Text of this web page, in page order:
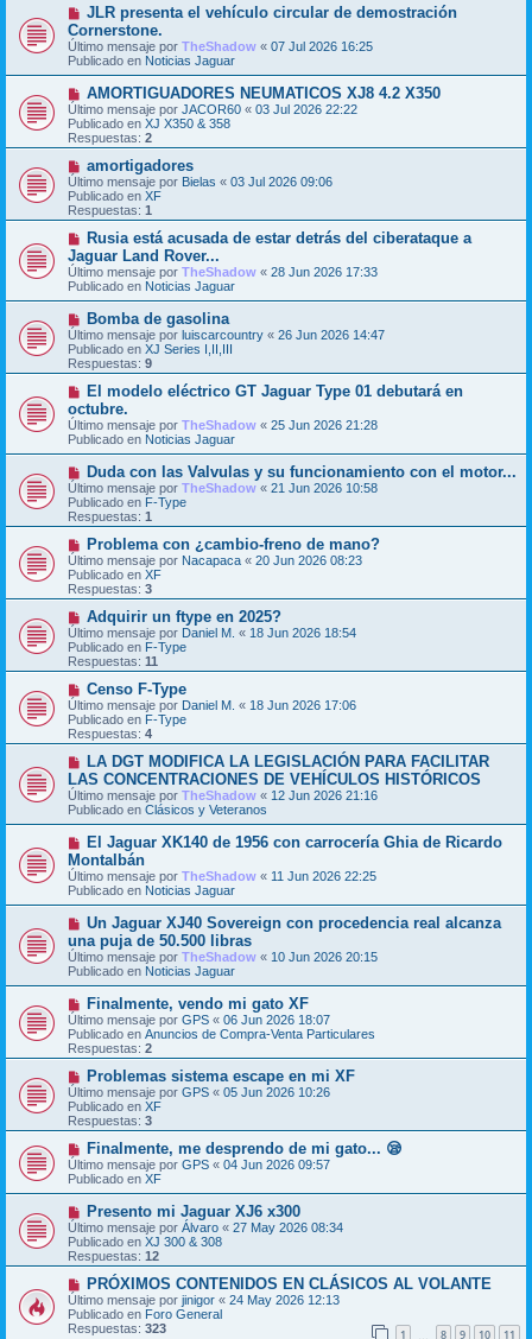
e
m
e
n
s
a
e
N
e
v
o
m
e
n
s
a
j
e
JLR presenta el vehículo circular de demostración
Cornerstone.
Último mensaje por TheShadow « 07 Jul 2026 16:25
Publicado en Noticias Jaguar
N
u
e
v
o
m
e
n
s
a
e
AMORTIGUADORES NEUMATICOS XJ8 4.2 X350
Último mensaje por JACOR60 « 03 Jul 2026 22:22
Publicado en XJ X350 & 358
Respuestas: 2
N
u
e
v
o
m
e
n
s
a
j
amortigadores
Último mensaje por Bielas « 03 Jul 2026 09:06
Publicado en XF
Respuestas: 1
N
e
v
o
m
n
s
a
j
Rusia está acusada de estar detrás del ciberataque a
Jaguar Land Rover...
Último mensaje por TheShadow « 28 Jun 2026 17:33
Publicado en Noticias Jaguar
N
u
e
v
o
m
e
n
s
a
j
Bomba de gasolina
Último mensaje por luiscarcountry « 26 Jun 2026 14:47
Publicado en XJ Series I,II,III
Respuestas: 9
N
u
e
v
o
m
n
s
a
j
El modelo eléctrico GT Jaguar Type 01 debutará en
octubre.
Último mensaje por TheShadow « 25 Jun 2026 21:28
Publicado en Noticias Jaguar
N
u
e
v
o
m
e
n
s
a
e
Duda con las Valvulas y su funcionamiento con el motor...
Último mensaje por TheShadow « 21 Jun 2026 10:58
Publicado en F-Type
Respuestas: 1
N
u
e
v
o
m
e
n
s
a
e
Problema con ¿cambio-freno de mano?
Último mensaje por Nacapaca « 20 Jun 2026 08:23
Publicado en XF
Respuestas: 3
N
u
e
v
o
m
e
n
s
a
e
Adquirir un ftype en 2025?
Último mensaje por Daniel M. « 18 Jun 2026 18:54
Publicado en F-Type
Respuestas: 11
N
u
e
v
o
m
e
n
s
a
j
Censo F-Type
Último mensaje por Daniel M. « 18 Jun 2026 17:06
Publicado en F-Type
Respuestas: 4
N
u
e
v
o
m
n
s
a
e
LA DGT MODIFICA LA LEGISLACIÓN PARA FACILITAR
LAS CONCENTRACIONES DE VEHÍCULOS HISTÓRICOS
Último mensaje por TheShadow « 12 Jun 2026 21:16
Publicado en Clásicos y Veteranos
N
e
v
o
m
e
n
s
a
e
El Jaguar XK140 de 1956 con carrocería Ghia de Ricardo
Montalbán
Último mensaje por TheShadow « 11 Jun 2026 22:25
Publicado en Noticias Jaguar
N
e
v
o
m
n
s
a
j
Un Jaguar XJ40 Sovereign con procedencia real alcanza
una puja de 50.500 libras
Último mensaje por TheShadow « 10 Jun 2026 20:15
Publicado en Noticias Jaguar
N
u
e
v
o
m
e
n
s
a
e
Finalmente, vendo mi gato XF
Último mensaje por GPS « 06 Jun 2026 18:07
Publicado en Anuncios de Compra-Venta Particulares
Respuestas: 2
N
u
e
v
o
m
e
n
s
e
Problemas sistema escape en mi XF
Último mensaje por GPS « 05 Jun 2026 10:26
Publicado en XF
Respuestas: 3
N
u
e
v
o
m
e
n
s
e
Finalmente, me desprendo de mi gato... 😪
Último mensaje por GPS « 04 Jun 2026 09:57
Publicado en XF
N
u
e
v
o
m
e
n
s
a
Presento mi Jaguar XJ6 x300
Último mensaje por Álvaro « 27 May 2026 08:34
Publicado en XJ 300 & 308
Respuestas: 12
N
u
e
v
PRÓXIMOS CONTENIDOS EN CLÁSICOS AL VOLANTE
Último mensaje por jinigor « 24 May 2026 12:13
Publicado en Foro General
Respuestas: 323 1 8 9 10 11